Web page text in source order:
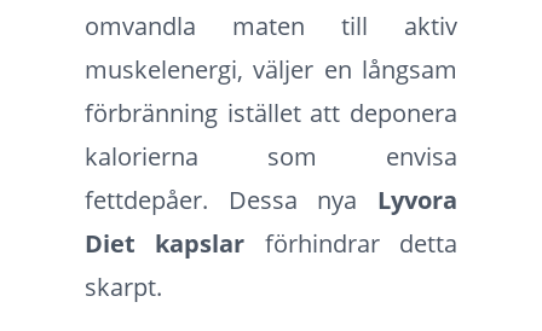
omvandla maten till aktiv
muskelenergi, väljer en långsam
förbränning istället att deponera
kalorierna som envisa
fettdepåer. Dessa nya Lyvora
Diet kapslar förhindrar detta
skarpt.